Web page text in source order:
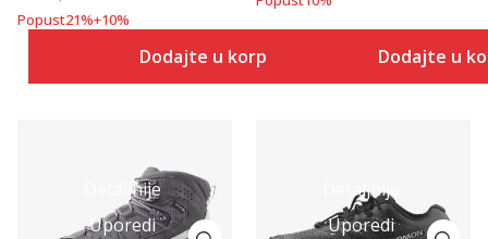
Popust21%+10%
Dodajte u korpu Dodajte u
Detaljnije
Uporedi
Detaljnije
Uporedi